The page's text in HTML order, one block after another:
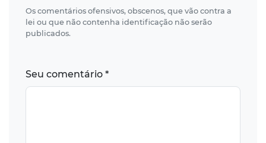
Os comentários ofensivos, obscenos, que vão contra a
lei ou que não contenha identificação não serão
publicados.
Seu comentário *